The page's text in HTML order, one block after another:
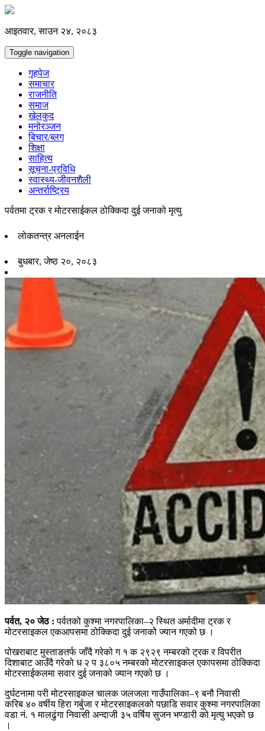
आइतवार, साउन २४, २०८३
Toggle navigation
गृहपेज
समाचार
राजनीति
समाज
खेलकुद
मनोरञ्जन
बिचार/ब्लग
शिक्षा
साहित्य
सूचना-प्रविधि
स्वास्थ्य-जीवनशैली
अन्तर्राष्ट्रिय
पर्वतमा ट्रक र मोटरसाईकल ठोक्किदा दुई जनाको मृत्यु
लोकतन्त्र अनलाईन
बुधबार, जेष्ठ २०, २०८३
पर्वत, २० जेठ : पर्वतको कुश्मा नगरपालिका–२ स्थित अर्मादीमा ट्रक र
मोटरसाइकल एकआपसमा ठोक्किदा दुई जनाकोे ज्यान गएको छ ।
पोखराबाट मुस्ताङतर्फ जाँदै गरेको ग १ क २९२९ नम्बरको ट्रक र विपरीत
दिशाबाट आउँदै गरेको ध २ प ३८०५ नम्बरको मोटरसाइकल एकापसमा ठोक्किदा
मोटरसाईकलमा सवार दुई जनाको ज्यान गएको छ ।
दुर्घटनामा परी मोटरसाइकल चालक जलजला गाउँपालिका–९ बनौ निवासी
करिब ४० वर्षीय हिरा गर्बुजा र मोटरसाइकलको पछाडि सवार कुश्मा नगरपालिका
वडा नं. १ मालढुंगा निवासी अन्दाजी ३५ वर्षिय सुजन भण्डारी को मृत्यु भएको छ
।